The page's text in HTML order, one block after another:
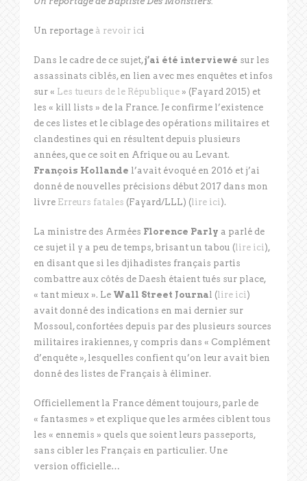
Un reportage à revoir ici
Dans le cadre de ce sujet,j’ai été interviewé sur les
assassinats ciblés, en lien avec mes enquêtes et infos
sur « Les tueurs de le République » (Fayard 2015) et
les « kill lists » de la France. Je confirme l’existence
de ces listes et le ciblage des opérations militaires et
clandestines qui en résultent depuis plusieurs
années, que ce soit en Afrique ou au Levant.
François Hollande l’avait évoqué en 2016 et j’ai
donné de nouvelles précisions début 2017 dans mon
livre Erreurs fatales (Fayard/LLL) (lire ici ).
La ministre des Armées Florence Parly a parlé de
ce sujet il y a peu de temps, brisant un tabou (lire ici ),
en disant que si les djihadistes français partis
combattre aux côtés de Daesh étaient tués sur place,
« tant mieux ». Le Wall Street Journal (lire ici )
avait donné des indications en mai dernier sur
Mossoul, confortées depuis par des plusieurs sources
militaires irakiennes, y compris dans « Complément
d’enquête », lesquelles confient qu’on leur avait bien
donné des listes de Français à éliminer.
Officiellement la France dément toujours, parle de
« fantasmes » et explique que les armées ciblent tous
les « ennemis » quels que soient leurs passeports,
sans cibler les Français en particulier. Une
version officielle…